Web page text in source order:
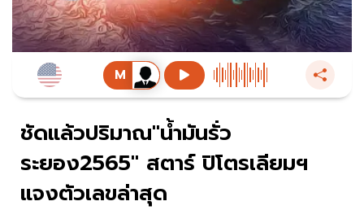
ชัดแล้วปริมาณ"น้ำมันรั่ว
ระยอง2565" สตาร์ ปิโตรเลียมฯ
แจงตัวเลขล่าสุด